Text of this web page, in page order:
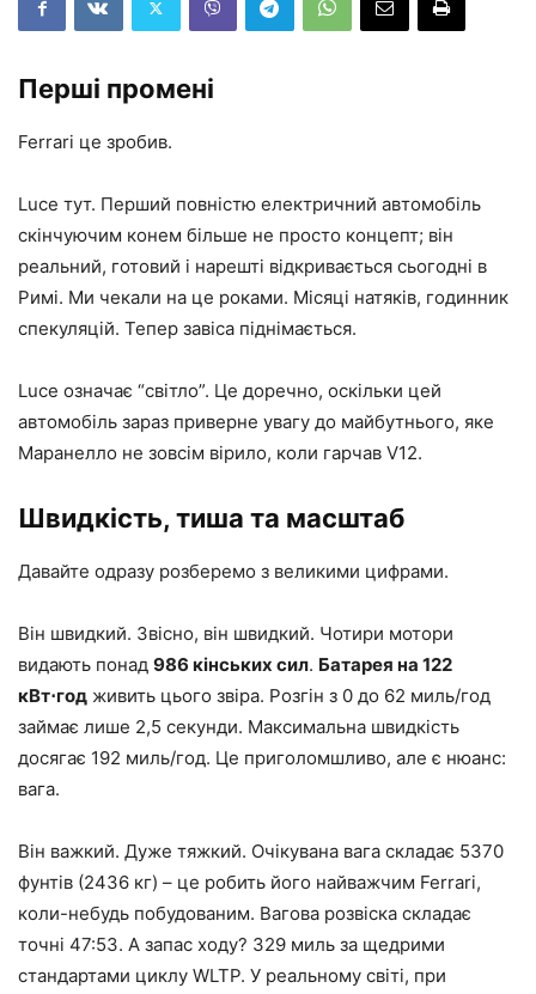
Перші промені
Ferrari це зробив.
Luce тут. Перший повністю електричний автомобіль
скінчуючим конем більше не просто концепт; він
реальний, готовий і нарешті відкривається сьогодні в
Римі. Ми чекали на це роками. Місяці натяків, годинник
спекуляцій. Тепер завіса піднімається.
Luce означає “світло”. Це доречно, оскільки цей
автомобіль зараз приверне увагу до майбутнього, яке
Маранелло не зовсім вірило, коли гарчав V12.
Швидкість, тиша та масштаб
Давайте одразу розберемо з великими цифрами.
Він швидкий. Звісно, ​​він швидкий. Чотири мотори
видають понад 986 кінських сил. Батарея на 122
кВт⋅год живить цього звіра. Розгін з 0 до 62 миль/год
займає лише 2,5 секунди. Максимальна швидкість
досягає 192 миль/год. Це приголомшливо, але є нюанс:
вага.
Він важкий. Дуже тяжкий. Очікувана вага складає 5370
фунтів (2436 кг) – це робить його найважчим Ferrari,
коли-небудь побудованим. Вагова розвіска складає
точні 47:53. А запас ходу? 329 миль за щедрими
стандартами циклу WLTP. У реальному світі, при